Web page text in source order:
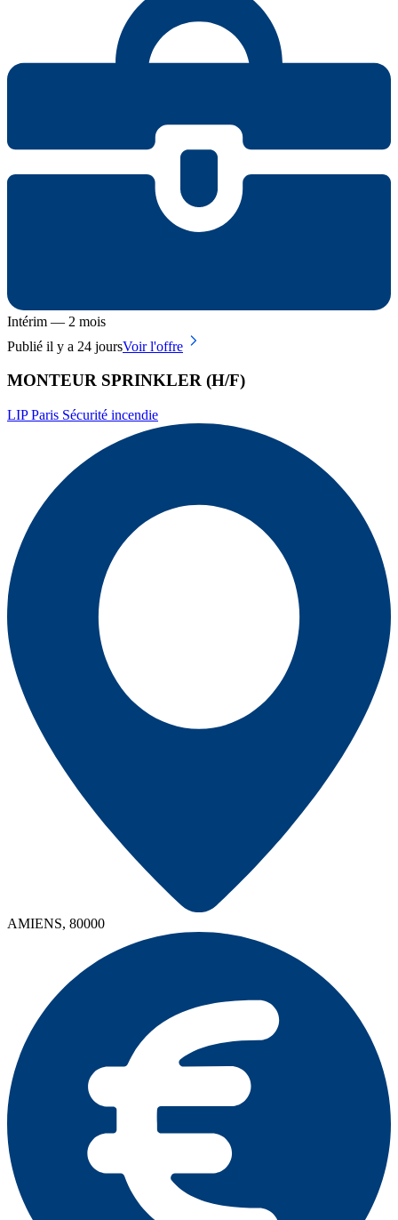
Intérim — 2 mois
Publié il y a 24 joursVoir l'offre
MONTEUR SPRINKLER (H/F)
LIP Paris Sécurité incendie
AMIENS, 80000